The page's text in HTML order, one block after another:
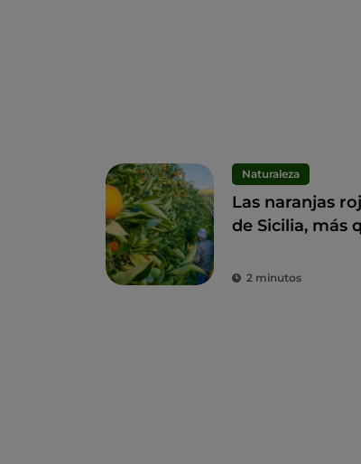
Naturaleza
Las naranjas
de Sicilia, más
manjar
2 minutos